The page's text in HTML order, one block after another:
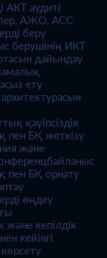
АКТ аудиті
АЖО, АСС
беру
берушінің ИКТ
дайындау
ету
қауіпсіздік
пен БҚ жеткізу
және
пен БҚ орнату
өңдеу
және кепілдік
кейінгі